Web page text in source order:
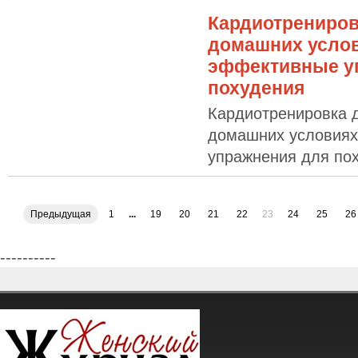
домашних
эффективные
похудения
Кардиотренировка
домашних
упражнения для
Предыдущая 1 ... 19 20 21 22 23 24 25 26
----------